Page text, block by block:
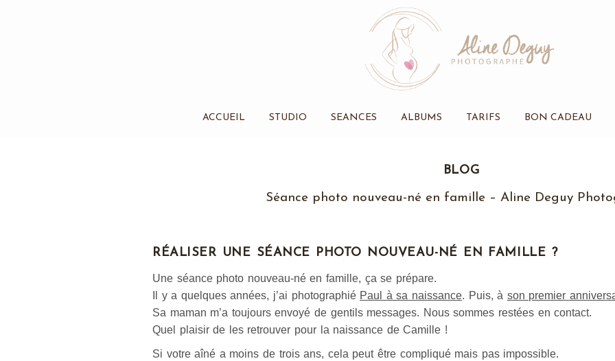
ACCUEIL STUDIO SEANCES ALBUMS TARIFS BON CADEAU
BLOG
Séance photo nouveau-né en famille – Aline Deguy
RÉALISER UNE SÉANCE PHOTO NOUVEAU-NÉ EN FAMILLE ?
Une séance photo nouveau-né en famille, ça se prépare.
Il y a quelques années, j’ai photographié Paul à sa naissance. Puis, à son premier
Sa maman m’a toujours envoyé de gentils messages. Nous sommes restées en contact.
Quel plaisir de les retrouver pour la naissance de Camille !
Si votre aîné a moins de trois ans, cela peut être compliqué mais pas impossible.